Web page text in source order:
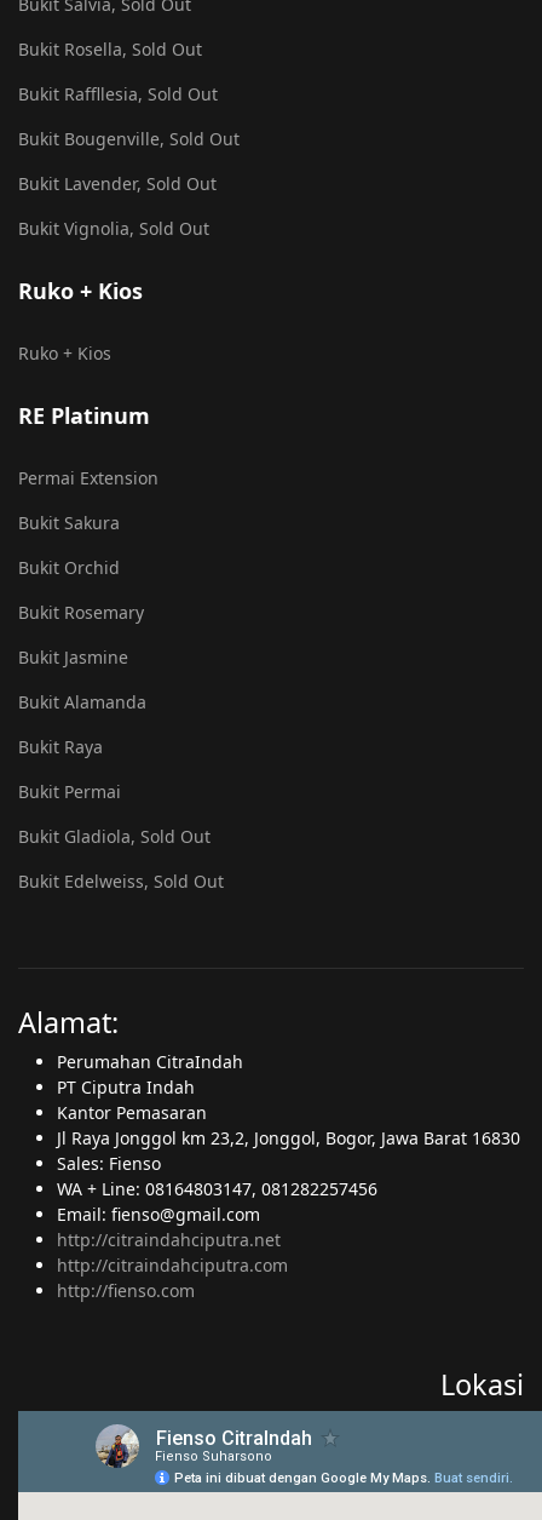
Bukit Rosella, Sold Out
Bukit Raffllesia, Sold Out
Bukit Bougenville, Sold Out
Bukit Lavender, Sold Out
Bukit Vignolia, Sold Out
Ruko + Kios
Ruko + Kios
RE Platinum
Permai Extension
Bukit Sakura
Bukit Orchid
Bukit Rosemary
Bukit Jasmine
Bukit Alamanda
Bukit Raya
Bukit Permai
Bukit Gladiola, Sold Out
Bukit Edelweiss, Sold Out
Alamat:
Perumahan CitraIndah
PT Ciputra Indah
Kantor Pemasaran
Jl Raya Jonggol km 23,2, Jonggol, Bogor, Jawa Barat 16830
Sales: Fienso
WA + Line: 08164803147, 081282257456
Email: fienso@gmail.com
http://citraindahciputra.net
http://citraindahciputra.com
http://fienso.com
Lokasi